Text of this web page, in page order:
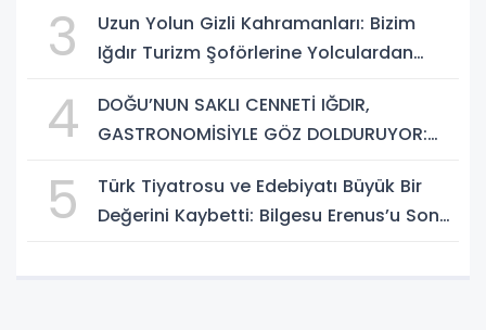
3
Uzun Yolun Gizli Kahramanları: Bizim
Iğdır Turizm Şoförlerine Yolculardan
4
DOĞU’NUN SAKLI CENNETİ IĞDIR,
GASTRONOMİSİYLE GÖZ DOLDURUYOR:
BULUŞMA NOKTASI
5
Türk Tiyatrosu ve Edebiyatı Büyük Bir
Değerini Kaybetti: Bilgesu Erenus’u Son